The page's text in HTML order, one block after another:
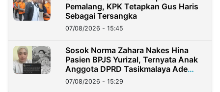
Pemalang, KPK Tetapkan Gus Haris
Sebagai Tersangka
07/08/2026 - 15:45
Sosok Norma Zahara Nakes Hina
Pasien BPJS Yurizal, Ternyata Anak
Anggota DPRD Tasikmalaya Ade
Lukman
07/08/2026 - 15:29